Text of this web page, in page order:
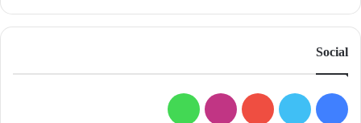
Social
فيسبوك
تويتر يوتيوبانستقرامواتساب